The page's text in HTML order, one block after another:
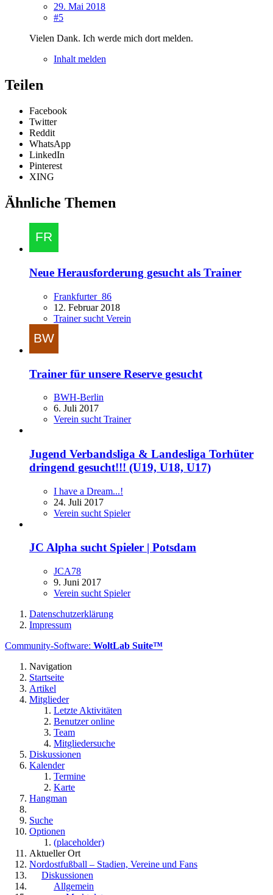
29. Mai 2018
#5
Vielen Dank. Ich werde mich dort melden.
Inhalt melden
Teilen
Facebook
Twitter
Reddit
WhatsApp
LinkedIn
Pinterest
XING
Ähnliche Themen
Neue Herausforderung gesucht als Trainer
Frankfurter_86
12. Februar 2018
Trainer sucht Verein
Trainer für unsere Reserve gesucht
BWH-Berlin
6. Juli 2017
Verein sucht Trainer
Jugend Verbandsliga & Landesliga Torhüter
dringend gesucht!!! (U19, U18, U17)
I have a Dream...!
24. Juli 2017
Verein sucht Spieler
JC Alpha sucht Spieler | Potsdam
JCA78
9. Juni 2017
Verein sucht Spieler
Datenschutzerklärung
Impressum
Community-Software: WoltLab Suite™
Navigation
Startseite
Artikel
Mitglieder
Letzte Aktivitäten
Benutzer online
Team
Mitgliedersuche
Diskussionen
Kalender
Termine
Karte
Hangman
Suche
Optionen
(placeholder)
Aktueller Ort
Nordostfußball – Stadien, Vereine und Fans
Diskussionen
Allgemein